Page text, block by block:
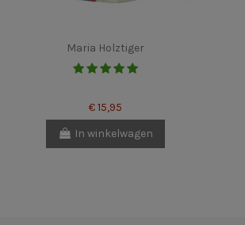
Maria Holztiger
€ 15,95
In winkelwagen